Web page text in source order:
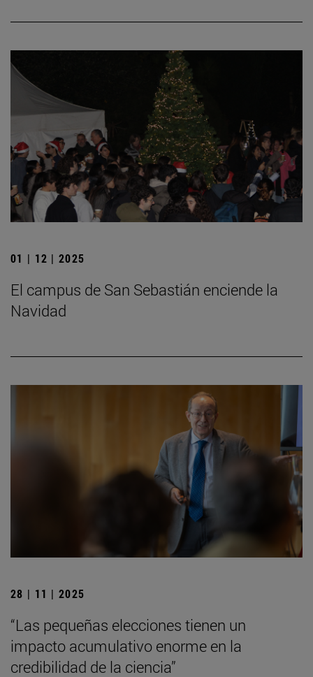
01 | 12 | 2025
El campus de San Sebastián enciende la
Navidad
28 | 11 | 2025
“Las pequeñas elecciones tienen un
impacto acumulativo enorme en la
credibilidad de la ciencia”